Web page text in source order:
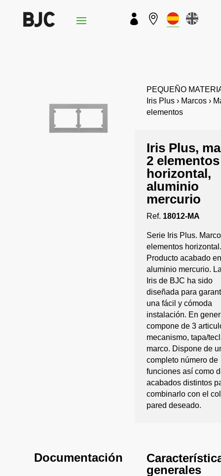
 
PEQUEÑO
Iris Plus › Marcos ›
elementos
Iris Plus,
2 elementos
horizontal,
aluminio
mercurio
Ref. 18012-MA
Serie Iris Plus.
elementos horizontal.
Producto acabado
aluminio mercurio.
Iris de BJC ha sido
diseñada para
una fácil y cómoda
instalación. En
compone de 3
mecanismo, tapa/
marco. Dispone de
completo número de
funciones así como
acabados distintos
combinarlo con el
pared deseado.
Documentación
generales